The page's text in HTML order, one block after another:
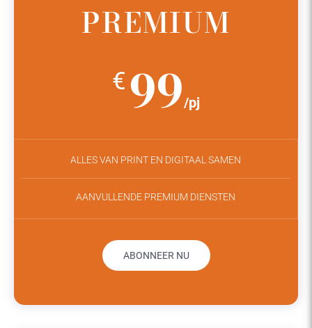
PREMIUM
€ 99/pj
ALLES VAN PRINT EN DIGITAAL SAMEN
AANVULLENDE PREMIUM DIENSTEN
ABONNEER NU